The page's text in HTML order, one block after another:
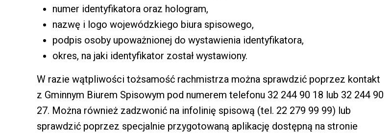
numer identyfikatora oraz hologram,
nazwę i logo wojewódzkiego biura spisowego,
podpis osoby upoważnionej do wystawienia identyfikatora,
okres, na jaki identyfikator został wystawiony.
W razie wątpliwości tożsamość rachmistrza można sprawdzić poprzez kontakt
z Gminnym Biurem Spisowym pod numerem telefonu 32 244 90 18 lub 32 244 90
27. Można również zadzwonić na infolinię spisową (tel. 22 279 99 99) lub
sprawdzić poprzez specjalnie przygotowaną aplikację dostępną na stronie